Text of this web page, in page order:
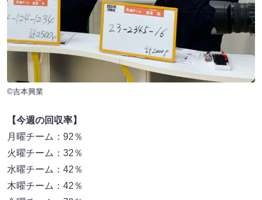
©吉本興業
【今週の回収率】
月曜チーム：92％
火曜チーム：32％
水曜チーム：42％
木曜チーム：42％